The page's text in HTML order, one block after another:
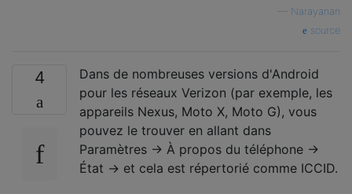
Narayanan
source
4
Dans de nombreuses versions d'Android
pour les réseaux Verizon (par exemple, les
appareils Nexus, Moto X, Moto G), vous
pouvez le trouver en allant dans
Paramètres -> À propos du téléphone ->
État -> et cela est répertorié comme ICCID.